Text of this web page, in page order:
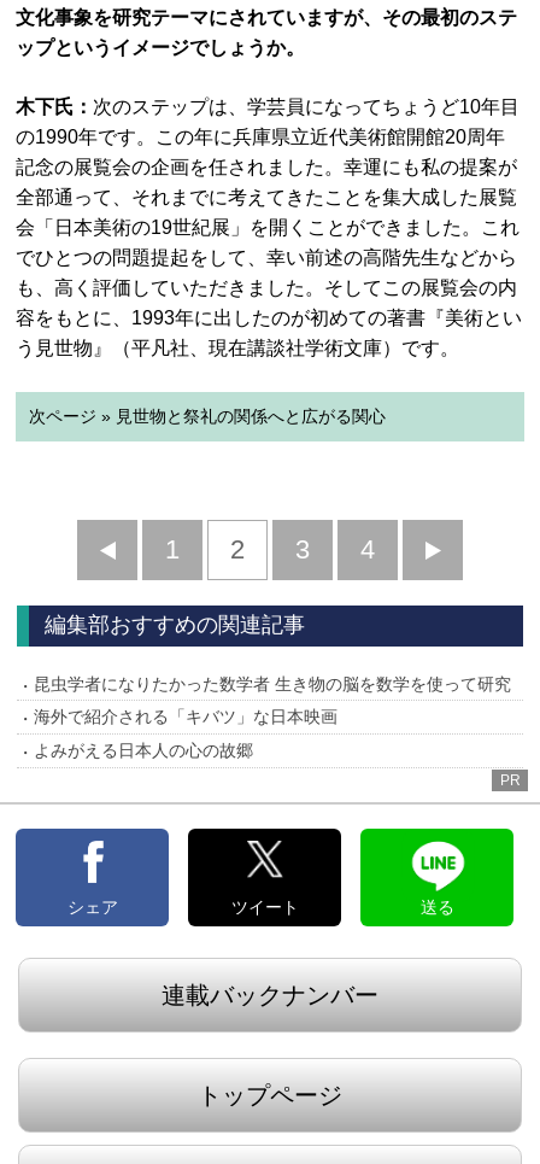
文化事象を研究テーマにされていますが、その最初のステ
ップというイメージでしょうか。
木下氏： 次のステップは、学芸員になってちょうど10年目
の1990年です。この年に兵庫県立近代美術館開館20周年
記念の展覧会の企画を任されました。幸運にも私の提案が
全部通って、それまでに考えてきたことを集大成した展覧
会「日本美術の19世紀展」を開くことができました。これ
でひとつの問題提起をして、幸い前述の高階先生などから
も、高く評価していただきました。そしてこの展覧会の内
容をもとに、1993年に出したのが初めての著書『美術とい
う見世物』（平凡社、現在講談社学術文庫）です。
次ページ » 見世物と祭礼の関係へと広がる関心
前
へ
1 2 3 4
へ
編集部おすすめの関連記事
昆虫学者になりたかった数学者 生き物の脳を数学を使って研究
海外で紹介される「キバツ」な日本映画
よみがえる日本人の心の故郷
PR
シェア ツイート 送る
連載バックナンバー
トップページ